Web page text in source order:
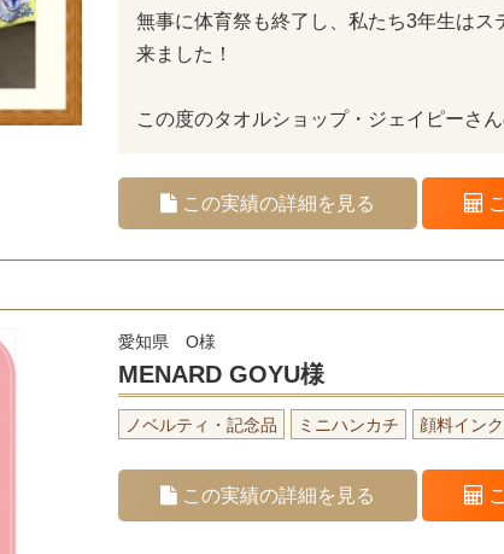
無事に体育祭も終了し、私たち3年生は
来ました！
この度のタオルショップ・ジェイピーさ
この実績の詳細を見る
愛知県 O様
MENARD GOYU様
ノベルティ・記念品 ミニハンカチ 顔料イン
この実績の詳細を見る